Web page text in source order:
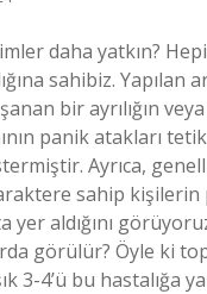
daha yatkın?
sahibiz. Yapılan
bir ayrılığın
panik atakları
Ayrıca,
sahip kişilerin
yer aldığını
görülür? Öyle ki
3-4’ü bu hastalığa